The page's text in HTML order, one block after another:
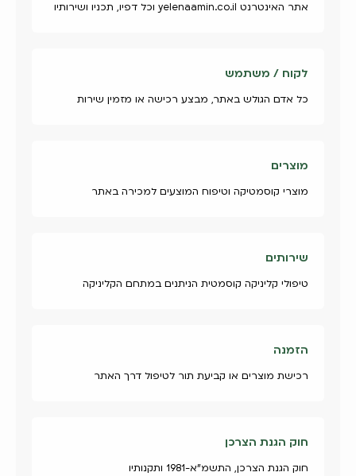
אתר האינטרנט yelenaamin.co.il וכל דפיו, תכניו ושירותיו
לקוח / משתמש
כל אדם הגולש באתר, מבצע רכישה או מזמין שירות
מוצרים
מוצרי קוסמטיקה וטיפוח המוצעים למכירה באתר
שירותים
טיפולי קליניקה קוסמטית הניתנים במתחם הקליניקה
הזמנה
רכישת מוצרים או קביעת תור לטיפול דרך האתר
חוק הגנת הצרכן
חוק הגנת הצרכן, התשמ"א-1981 ותקנותיו